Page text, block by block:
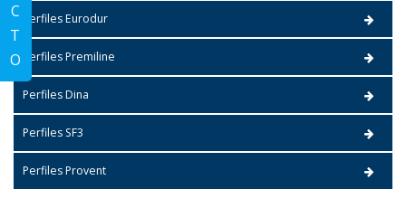
Perfiles Eurodur
Perfiles Premiline
Perfiles Dina
Perfiles SF3
Perfiles Provent
C
T
O